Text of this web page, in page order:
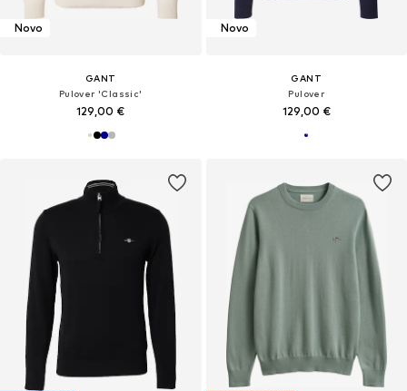
Novo
GANT
Pulover 'Classic'
129,00 €
Novo
GANT
Pulover
129,00 €